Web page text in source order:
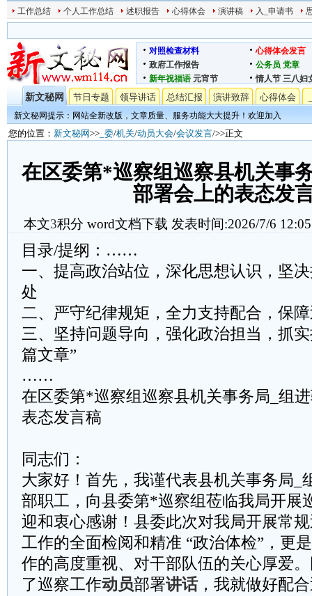
工作总结 个人工作总结 述职报告 心得体会 演讲稿 入_申请书
对照检查材料
心得体会发言
政府工作报告
公务员 党章
新年祝福语 元宵节 情人节 三八妇
新文秘网 节日专题 领导讲话 总结汇报 演讲致辞 心得体会
新文秘网提示：网站全新改版，文章质量、服务功能大大提升！欢迎加入
您的位置： 新文秘网>> _委/机关/动员大会/会议发言/>>正文
在区委第*巡察组巡察县机关事
部署会上的表态发
本文3积分 word文档下载 发表时间:2026/7/6
目录/提纲：……
一、提高政治站位，深化思想认识，坚
处
二、严守纪律规矩，全力支持配合，保
三、坚持问题导向，强化政治担当，抓
篇文章”
……
在区委第*巡察组巡察县机关事务局_组
表态发言稿
同志们：
大家好！首先，我谨代表县机关事务局_
部职工，向县委第*巡察组莅临我局开展
迎和衷心感谢！县委此次对我局开展常
工作的全面检阅和精准 “政治体检”，更
作的高度重视、对干部队伍的关心厚爱
了巡察工作动员部署讲话，我就做好配